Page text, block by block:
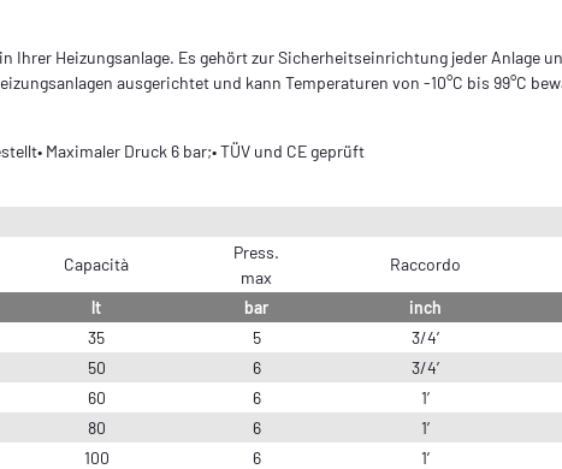
Heizungsanlage. Es gehört zur Sicherheitseinrichtung jeder Anlage
ausgerichtet und kann Temperaturen von -10°C bis 99°C
Maximaler Druck 6 bar;• TÜV und CE geprüft
Capacità
Press.
max
Raccordo
lt
bar inch
35 5 3/4’
50 6 3/4’
60 6 1’
80 6 1’
100 6 1’